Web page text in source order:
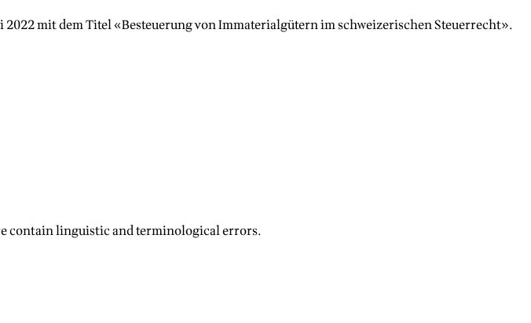
mit dem Titel «Besteuerung von Immaterialgütern im schweizerischen Steuerrecht».
contain linguistic and terminological errors.